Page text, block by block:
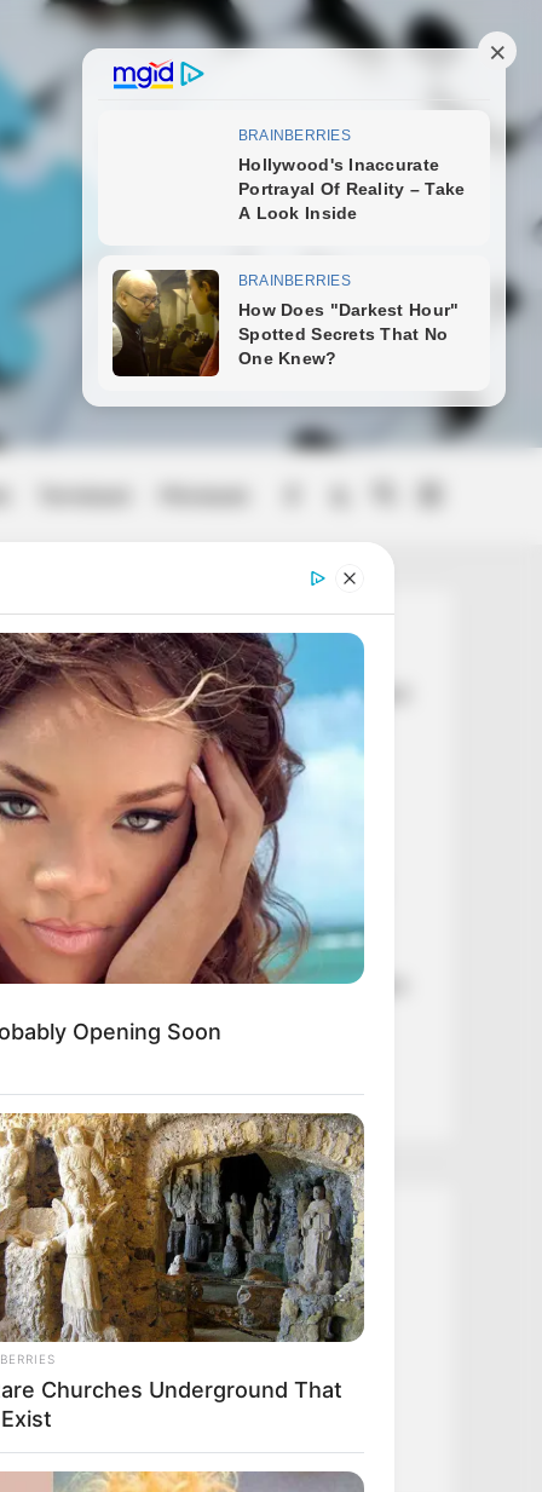
Legutóbbi cikkek
💥 Egyetlen tollvonással százmilliárdokról
döntöttek – hatalmas pénzek sorsáról
született döntés
🚨 Nincs kegyelem: Pataky Attilának
vissza kell fizetnie az NKA-milliókat
⚠️ Reped a TISZA? Kulcsfontosságú
ügyben megy szembe Kapitány István
Magyar Péterrel
💧 A „vízzabáló” akkumulátorgyárak
azonnali leállítását követeli a DK a súlyos
💥 EGYETLEN TOLLVONÁSSAL
Kategóriák
Friss hírek
Művészek
Opening Soon
Churches Underground That